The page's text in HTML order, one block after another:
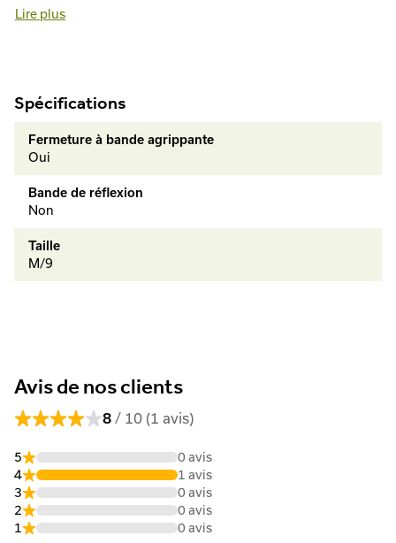
leur apporte aussi une touche dynamique et moderne.
Lire plus
Spécifications
Fermeture à bande agrippante
Oui
Bande de réflexion
Non
Taille
M/9
Avis de nos clients
8 / 10 (1 avis)
5
0 avis
4
1 avis
3
0 avis
2
0 avis
1
0 avis